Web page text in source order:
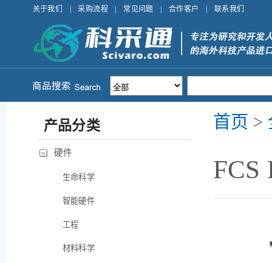
关于我们 采购流程 常见问题 合作客户 联系我们
首页 >
FCS
产品分类
硬件
生命科学
智能硬件
工程
材料科学